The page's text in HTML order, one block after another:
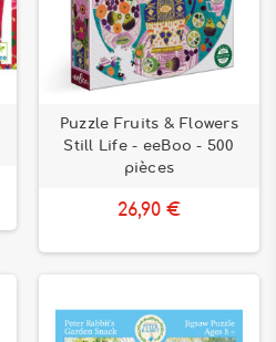
Puzzle Fruits & Flowers
Still Life - eeBoo - 500
pièces
26,90 €